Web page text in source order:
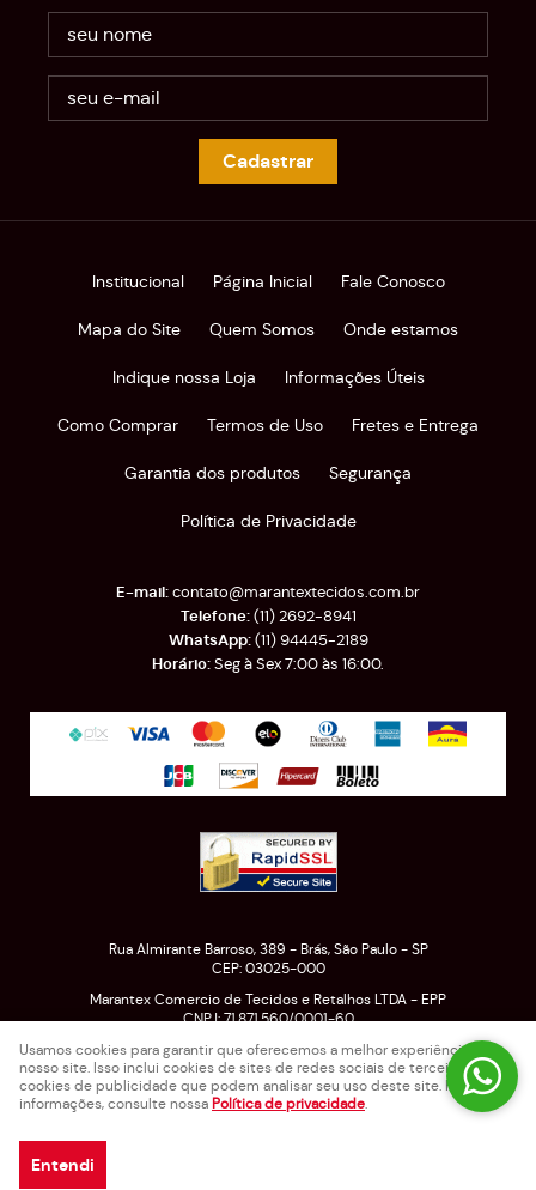
Cadastrar
Institucional Página Inicial Fale Conosco
Mapa do Site Quem Somos Onde estamos
Indique nossa Loja Informações Úteis
Como Comprar Termos de Uso Fretes e Entrega
Garantia dos produtos Segurança
Política de Privacidade
(11)2692-8941
(11)94445-2189
Seg à Sex 7:00 às 16:00.
contato@marantextecidos.com.br
Rua Almirante Barroso, 389 - Brás, São Paulo- SP
CEP: 03025-000
Marantex Comercio de Tecidos e Retalhos LTDA - EPP
CNPJ: 71.871.560/0001-60
LOJA VIRTUAL CRIADA POR
Usamos cookies para garantir que oferecemos a melhor experiência em
nosso site. Isso inclui cookies de sites de redes sociais de terceiros e
cookies de publicidade que podem analisar seu uso deste site. Para mais
informações, consulte nossa Política de privacidade.
Entendi